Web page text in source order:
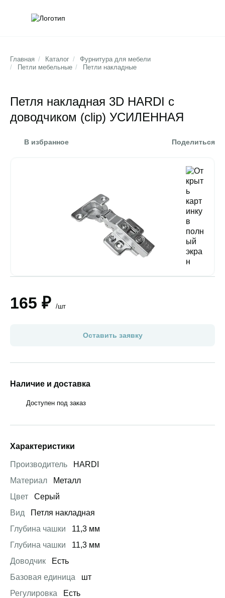
Главная / Каталог /
Фурнитура для мебели
/
Петли мебельные / Петли накладные
Петля накладная 3D HARDI с
доводчиком (clip) УСИЛЕННАЯ
В избранное Поделиться
165 ₽ /шт
Оставить заявку
Наличие и доставка
Доступен под заказ
Характеристики
Производитель
HARDI
Материал
Металл
Цвет
Серый
Вид
Петля накладная
Глубина чашки
11,3 мм
Глубина чашки
11,3 мм
Доводчик
Есть
Базовая единица
шт
Регулировка
Есть